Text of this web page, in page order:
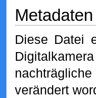
Metadaten
Diese Datei
verändert